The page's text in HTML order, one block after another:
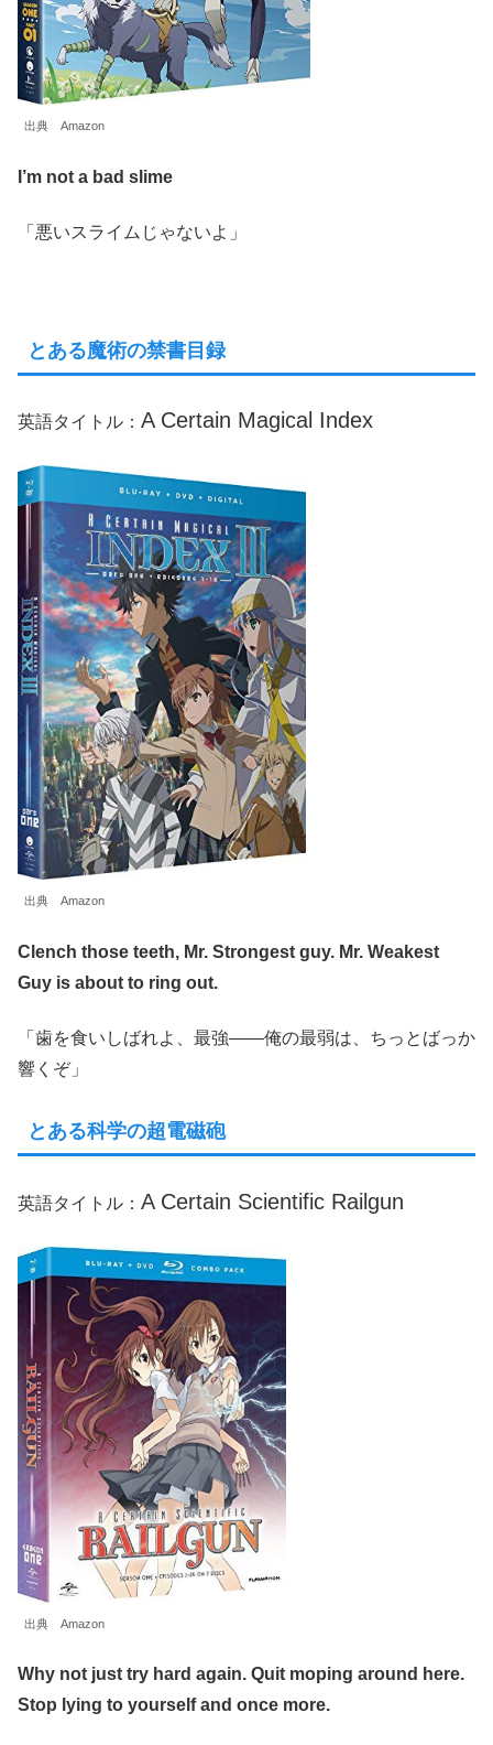
出典 Amazon
I’m not a bad slime
「悪いスライムじゃないよ」
とある魔術の禁書目録
英語タイトル： A Certain Magical Index
出典 Amazon
Clench those teeth, Mr. Strongest guy. Mr. Weakest
Guy is about to ring out.
「歯を食いしばれよ、最強――俺の最弱は、ちっとばっか
響くぞ」
とある科学の超電磁砲
英語タイトル： A Certain Scientific Railgun
出典 Amazon
Why not just try hard again. Quit moping around here.
Stop lying to yourself and once more.